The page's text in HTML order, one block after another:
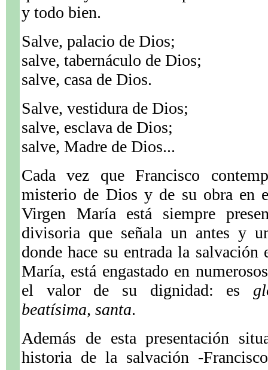
y todo bien.
Salve, palacio de Dios;
salve, tabernáculo de Dios;
salve, casa de Dios.
Salve, vestidura de Dios;
salve, esclava de Dios;
salve, Madre de Dios...
Cada vez que Francisco
misterio de Dios y de su obra en
Virgen María está siempre
divisoria que señala un antes y
donde hace su entrada la
María, está engastado en
el valor de su dignidad: es
beatísima, santa.
Además de esta presentación
historia de la salvación -